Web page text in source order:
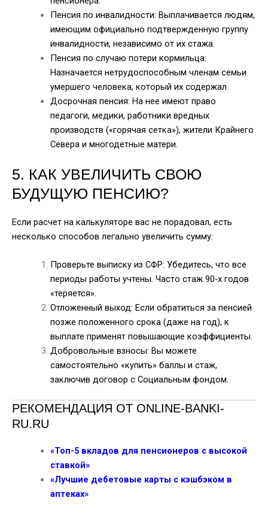
Пенсия по инвалидности: Выплачивается людям,
имеющим официально подтвержденную группу
инвалидности, независимо от их стажа.
Пенсия по случаю потери кормильца:
Назначается нетрудоспособным членам семьи
умершего человека, который их содержал.
Досрочная пенсия: На нее имеют право
педагоги, медики, работники вредных
производств («горячая сетка»), жители Крайнего
Севера и многодетные матери.
5. КАК УВЕЛИЧИТЬ СВОЮ
БУДУЩУЮ ПЕНСИЮ?
Если расчет на калькуляторе вас не порадовал, есть
несколько способов легально увеличить сумму:
Проверьте выписку из СФР: Убедитесь, что все
периоды работы учтены. Часто стаж 90-х годов
«теряется».
Отложенный выход: Если обратиться за пенсией
позже положенного срока (даже на год), к
выплате применят повышающие коэффициенты.
Добровольные взносы: Вы можете
самостоятельно «купить» баллы и стаж,
заключив договор с Социальным фондом.
РЕКОМЕНДАЦИЯ ОТ ONLINE-BANKI-
RU.RU
«Топ-5 вкладов для пенсионеров с высокой
ставкой»
«Лучшие дебетовые карты с кэшбэком в
аптеках»